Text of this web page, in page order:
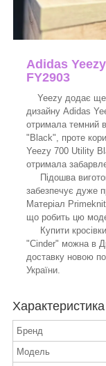
Adidas
FY2903
Yeezy додає ще
дизайну Adidas
отримала темний
"Black", проте
Yeezy 700 Utility
отримала
Підошва
забезпечує дуже
Матеріал
що робить цю
Купити
"Cinder" можна в
доставку новою
України.
Бренд
Модель